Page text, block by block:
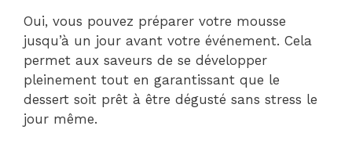
Oui, vous pouvez préparer votre mousse
jusqu’à un jour avant votre événement. Cela
permet aux saveurs de se développer
pleinement tout en garantissant que le
dessert soit prêt à être dégusté sans stress le
jour même.